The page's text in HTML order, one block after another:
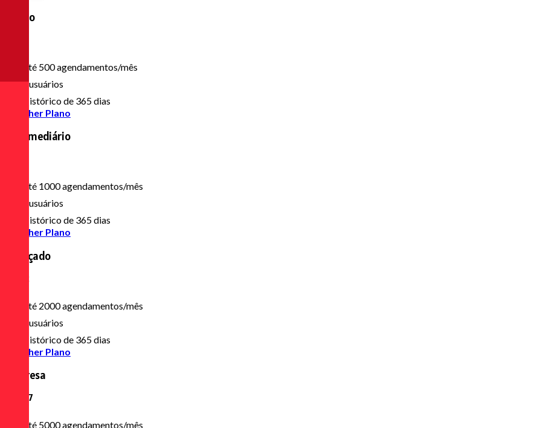
Básico
Até 500 agendamentos/mês
3 usuários
Histórico de 365 dias
Escolher Plano
Intermediário
Até 1000 agendamentos/mês
3 usuários
Histórico de 365 dias
Escolher Plano
Avançado
Até 2000 agendamentos/mês
3 usuários
Histórico de 365 dias
Escolher Plano
Empresa
R$ 387
Até 5000 agendamentos/mês